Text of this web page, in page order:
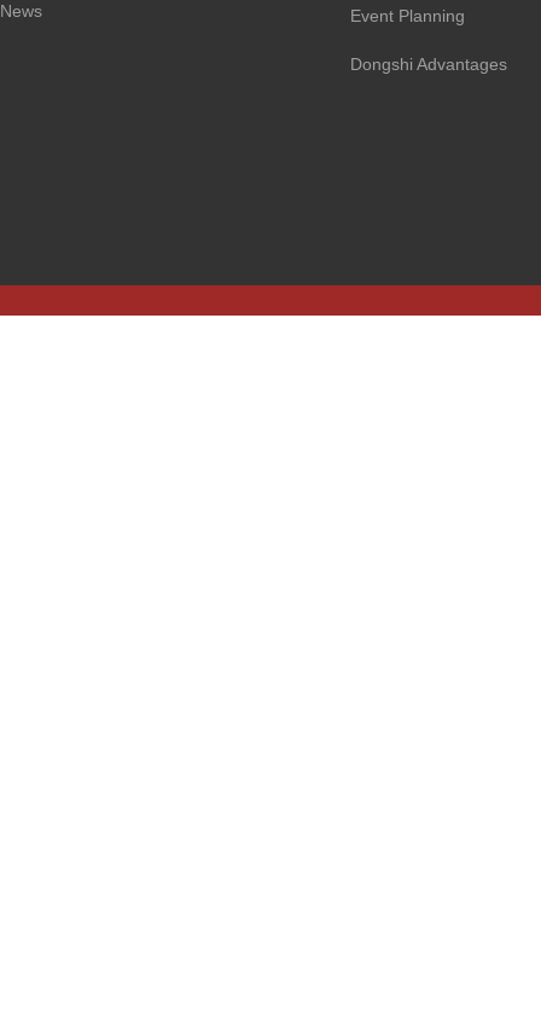
News Event Planning
Dongshi Advantages